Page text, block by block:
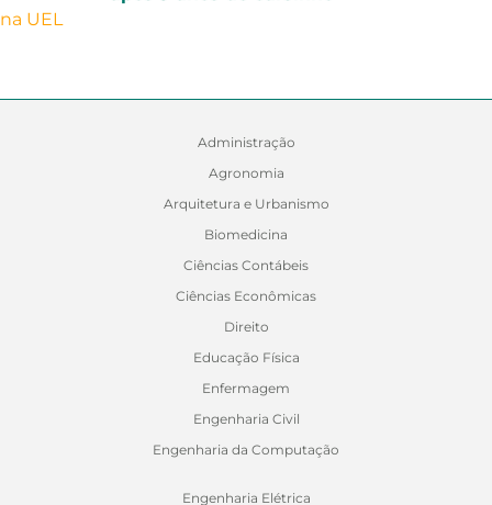
Administração
Agronomia
Arquitetura e Urbanismo
Biomedicina
Ciências Contábeis
Ciências Econômicas
Direito
Educação Física
Enfermagem
Engenharia Civil
Engenharia da Computação
Engenharia Elétrica